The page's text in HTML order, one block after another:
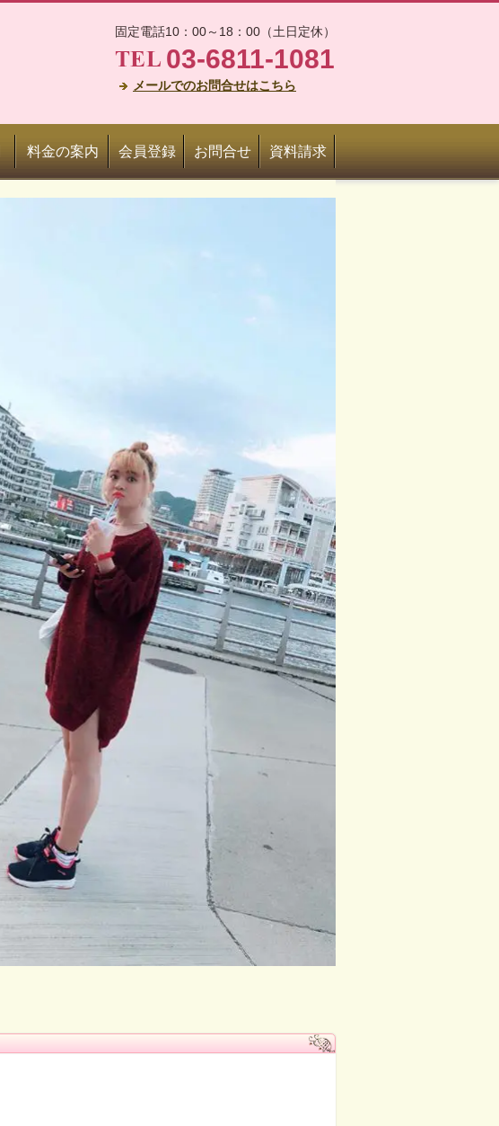
固定電話10：00～18：00（土日定休）
03-6811-1081
メールでのお問合せはこちら
料金の案内 会員登録 お問合せ 資料請求